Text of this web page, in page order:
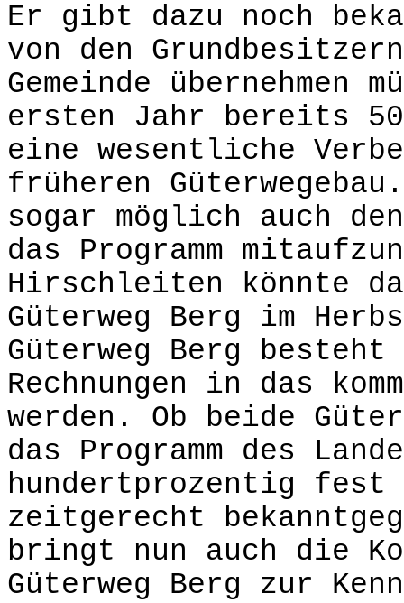
Er gibt dazu noch
von den
Gemeinde übernehmen
ersten Jahr bereits
eine wesentliche
früheren
sogar möglich auch
das Programm
Hirschleiten könnte
Güterweg Berg im
Güterweg Berg
Rechnungen in das
werden. Ob beide
das Programm des
hundertprozentig fest
zeitgerecht
bringt nun auch die
Güterweg Berg zur